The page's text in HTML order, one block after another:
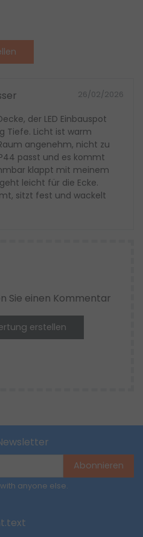
26/02/2026
der LED Einbauspot
Tiefe. Licht ist warm
angenehm, nicht zu
passt und es kommt
klappt mit meinem
leicht für die Ecke.
sitzt fest und wackelt
Sie einen Kommentar
erstellen
Abonnieren
anyone else.